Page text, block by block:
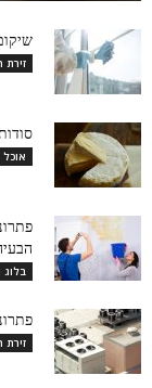
זירת
אוכל
זירת